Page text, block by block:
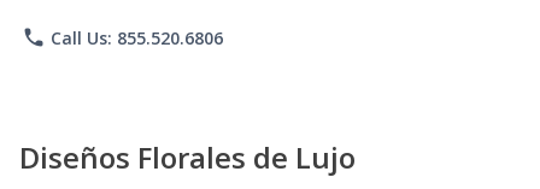
phone Call Us: 855.520.6806
Diseños Florales de Lujo